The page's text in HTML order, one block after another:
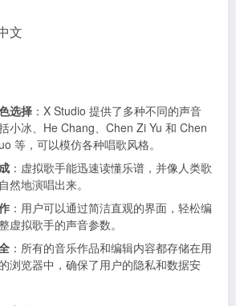
文
选择 ：X Studio 提供了多种不同的声音
小冰、He Chang、Chen Zi Yu 和 Chen
等，可以模仿各种唱歌风格。
：虚拟歌手能迅速读懂乐谱，并像人类歌
然地演唱出来。
：用户可以通过简洁直观的界面，轻松编
虚拟歌手的声音参数。
：所有的音乐作品和编辑内容都存储在用
浏览器中，确保了用户的隐私和数据安